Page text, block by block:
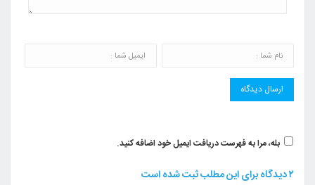
بله، مرا به فهرست دریافت ایمیل خود اضافه کنید.
۲ دیدگاه برای این مطلب ثبت شده است